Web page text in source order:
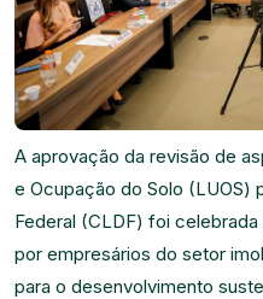
A aprovação da revisão de
e Ocupação do Solo (LUOS)
Federal (CLDF) foi
por empresários do setor
para o desenvolvimento